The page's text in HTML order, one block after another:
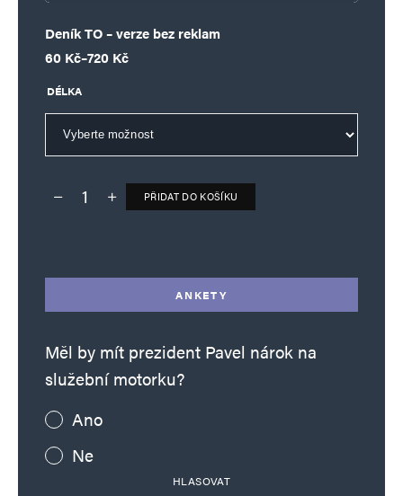
Deník TO – verze bez reklam
60 Kč–720 Kč
Rozpětí cen: 60 Kč až 720 Kč
DÉLKA
Deník TO – verze bez reklam množství
PŘIDAT DO KOŠÍKU
ANKETY
Měl by mít prezident Pavel nárok na
služební motorku?
Ano
Ne
HLASOVAT